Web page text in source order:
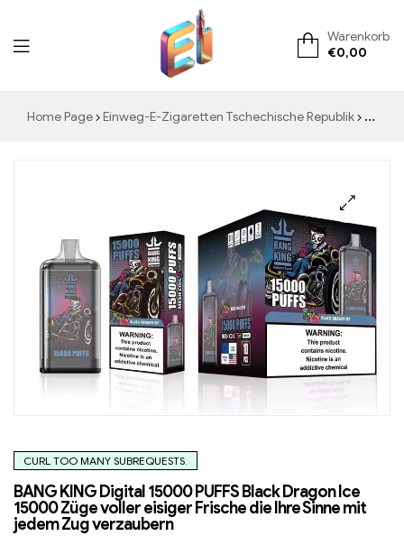
ElementVape.de
Warenkorb
€0,00
Home Page Einweg-E-Zigaretten Tschechische Republik
CURL TOO MANY SUBREQUESTS.
BANG KING Digital 15000 PUFFS Black Dragon Ice
15000 Züge voller eisiger Frische die Ihre Sinne mit
jedem Zug verzaubern